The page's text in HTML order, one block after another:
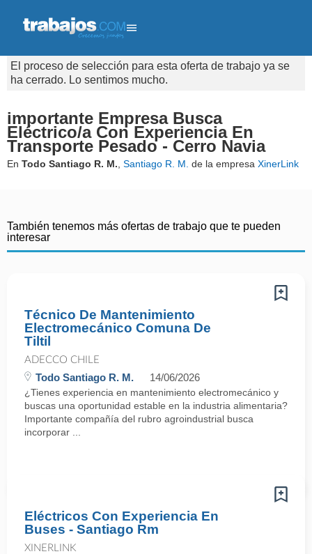
El proceso de selección para esta oferta de trabajo ya se
ha cerrado. Lo sentimos mucho.
importante Empresa Busca
Eléctrico/a Con Experiencia En
Transporte Pesado - Cerro Navia
En Todo Santiago R. M. Santiago R. M. de la empresa XinerLink
También tenemos más ofertas de trabajo que te pueden
interesar
Técnico De Mantenimiento
Electromecánico Comuna De
Tiltil
ADECCO CHILE
Todo Santiago R. M. 14/06/2026
¿Tienes experiencia en mantenimiento electromecánico y
buscas una oportunidad estable en la industria alimentaria?
Importante compañía del rubro agroindustrial busca
incorporar ...
Eléctricos Con Experiencia En
Buses - Santiago Rm
XINERLINK